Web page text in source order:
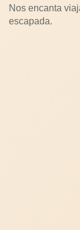
Nos encanta
escapada.